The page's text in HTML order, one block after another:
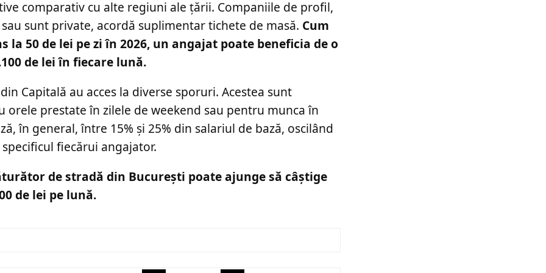
comparativ cu alte regiuni ale țării. Companiile de profil,
sunt private, acordă suplimentar tichete de masă. Cum
50 de lei pe zi în 2026, un angajat poate beneficia de o
de lei în fiecare lună.
Capitală au acces la diverse sporuri. Acestea sunt
prestate în zilele de weekend sau pentru munca în
în general, între 15% și 25% din salariul de bază, oscilând
fiecărui angajator.
de stradă din București poate ajunge să câștige
de lei pe lună.